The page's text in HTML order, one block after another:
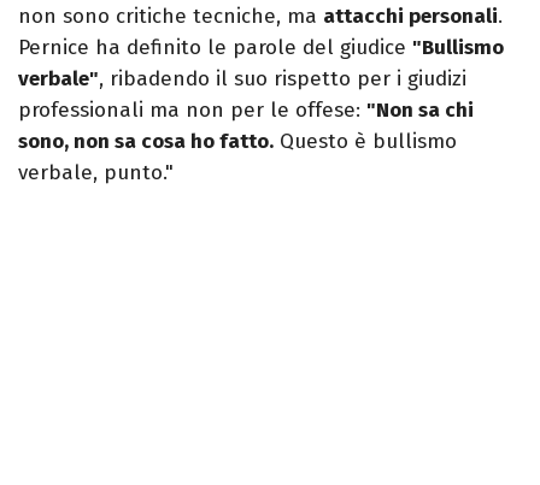
non sono critiche tecniche, ma attacchi personali.
Pernice ha definito le parole del giudice "Bullismo
verbale", ribadendo il suo rispetto per i giudizi
professionali ma non per le offese: "Non sa chi
sono, non sa cosa ho fatto. Questo è bullismo
verbale, punto."